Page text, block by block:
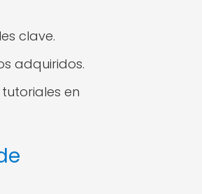
clave.
adquiridos.
en